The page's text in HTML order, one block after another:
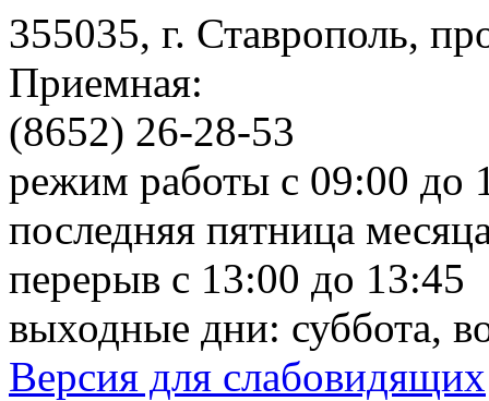
355035, г. Ставрополь,
Приемная:
(8652) 26-28-53
режим работы с 09:00 до
последняя пятница
перерыв с 13:00 до 13:45
выходные дни: суббота,
Версия для слабовидящих